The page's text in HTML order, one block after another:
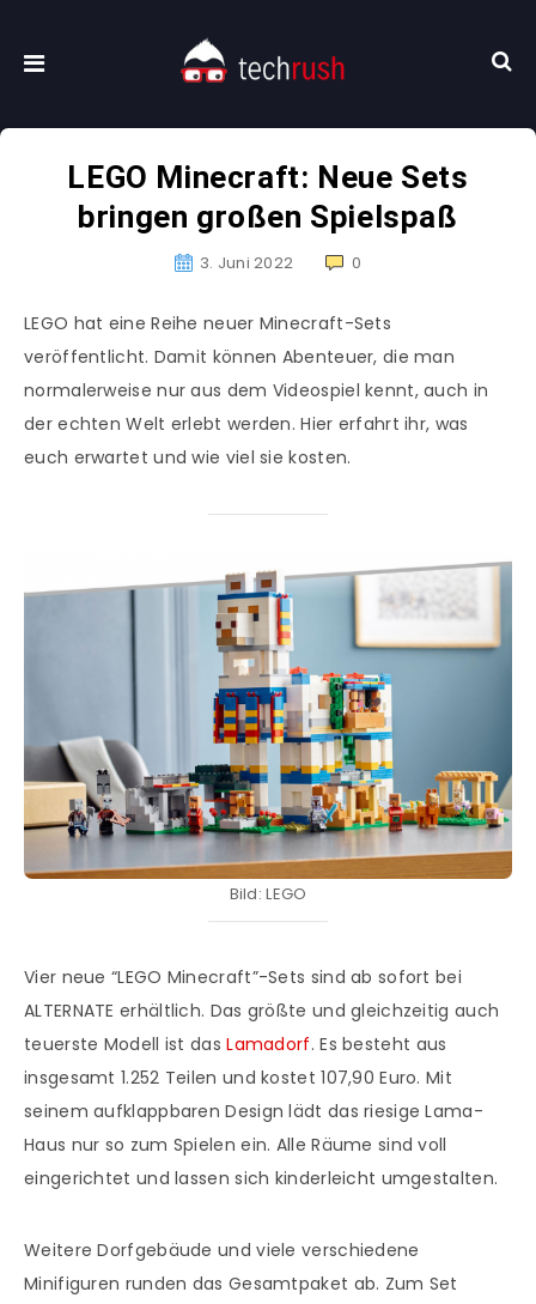
LEGO Minecraft: Neue Sets
bringen großen Spielspaß
3. Juni 2022 0
LEGO hat eine Reihe neuer Minecraft-Sets
veröffentlicht. Damit können Abenteuer, die man
normalerweise nur aus dem Videospiel kennt, auch in
der echten Welt erlebt werden. Hier erfahrt ihr, was
euch erwartet und wie viel sie kosten.
Bild: LEGO
Vier neue “LEGO Minecraft”-Sets sind ab sofort bei
ALTERNATE erhältlich. Das größte und gleichzeitig auch
teuerste Modell ist dasLamadorf. Es besteht aus
insgesamt 1.252 Teilen und kostet 107,90 Euro. Mit
seinem aufklappbaren Design lädt das riesige Lama-
Haus nur so zum Spielen ein. Alle Räume sind voll
eingerichtet und lassen sich kinderleicht umgestalten.
Weitere Dorfgebäude und viele verschiedene
Minifiguren runden das Gesamtpaket ab. Zum Set